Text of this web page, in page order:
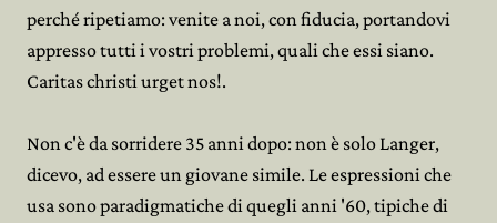
perché ripetiamo: venite a noi, con fiducia, portandovi
appresso tutti i vostri problemi, quali che essi siano.
Caritas christi urget nos!.
Non c'è da sorridere 35 anni dopo: non è solo Langer,
dicevo, ad essere un giovane simile. Le espressioni che
usa sono paradigmatiche di quegli anni '60, tipiche di